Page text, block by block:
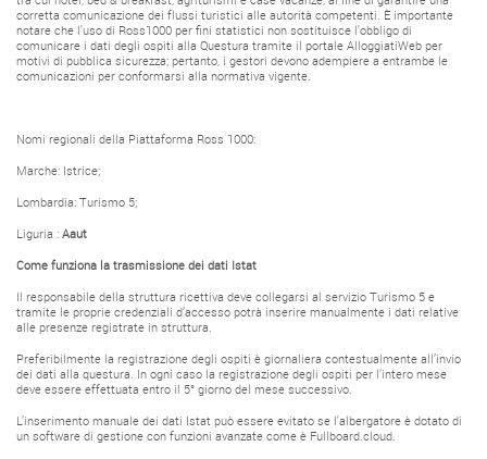
corretta comunicazione dei flussi turistici alle autorità competenti. È importante
notare che l'uso di Ross1000 per fini statistici non sostituisce l'obbligo di
comunicare i dati degli ospiti alla Questura tramite il portale AlloggiatiWeb per
motivi di pubblica sicurezza; pertanto, i gestori devono adempiere a entrambe le
comunicazioni per conformarsi alla normativa vigente.
Nomi regionali della Piattaforma Ross 1000:
Marche: Istrice;
Lombardia: Turismo 5;
Liguria : Aaut
Come funziona la trasmissione dei dati Istat
Il responsabile della struttura ricettiva deve collegarsi al servizio Turismo 5 e
tramite le proprie credenziali d’accesso potrà inserire manualmente i dati relative
alle presenze registrate in struttura.
Preferibilmente la registrazione degli ospiti è giornaliera contestualmente all’invio
dei dati alla questura. In ogni caso la registrazione degli ospiti per l’intero mese
deve essere effettuata entro il 5° giorno del mese successivo.
L’inserimento manuale dei dati Istat può essere evitato se l'albergatore è dotato di
un software di gestione con funzioni avanzate come è Fullboard.cloud.